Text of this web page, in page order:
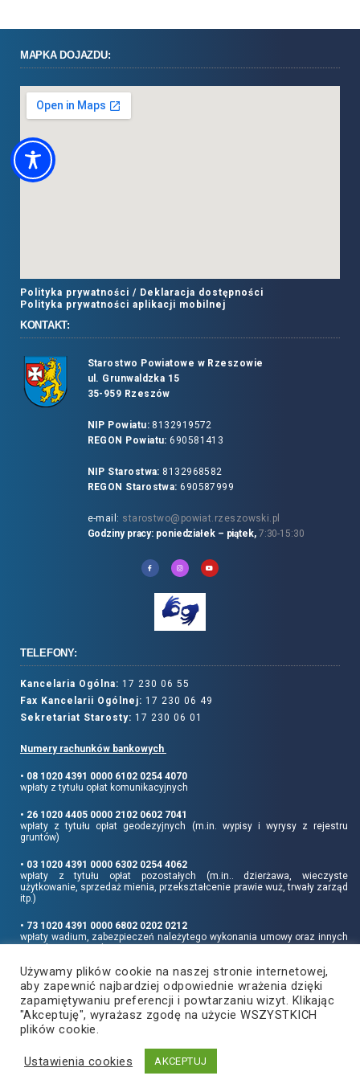
MAPKA DOJAZDU:
Polityka prywatności / Deklaracja dostępności
Polityka prywatności aplikacji mobilnej
KONTAKT:
Starostwo Powiatowe w Rzeszowie
ul. Grunwaldzka 15
35-959 Rzeszów
NIP Powiatu:8132919572
REGON Powiatu: 690581413
NIP Starostwa: 8132968582
REGON Starostwa: 690587999
e-mail: starostwo@powiat.rzeszowski.pl
Godziny pracy: poniedziałek – piątek, 7:30-15:30
TELEFONY:
Kancelaria Ogólna: 17 230 06 55
Fax Kancelarii Ogólnej: 17 230 06 49
Sekretariat Starosty: 17 230 06 01
Numery rachunków bankowych
• 08 1020 4391 0000 6102 0254 4070
wpłaty z tytułu opłat komunikacyjnych
• 26 1020 4405 0000 2102 0602 7041
wpłaty z tytułu opłat geodezyjnych (m.in. wypisy i wyrysy z rejestru
gruntów)
• 03 1020 4391 0000 6302 0254 4062
wpłaty z tytułu opłat pozostałych (m.in.. dzierżawa, wieczyste
użytkowanie, sprzedaż mienia, przekształcenie prawie wuż, trwały zarząd
itp.)
• 73 1020 4391 0000 6802 0202 0212
wpłaty wadium, zabezpieczeń należytego wykonania umowy oraz innych
Informujemy, że opłatę skarbową należy uiszczać na rachunek Urzędu
Miasta Rzeszowa:
• 90 1240 6960 3851 0062 0000 0423
Copyright2021©
ZETO-RZESZÓW Sp. z o.o.
Używamy plików cookie na naszej stronie internetowej,
aby zapewnić najbardziej odpowiednie wrażenia dzięki
zapamiętywaniu preferencji i powtarzaniu wizyt. Klikając
"Akceptuję", wyrażasz zgodę na użycie WSZYSTKICH
plików cookie.
Ustawienia cookies AKCEPTUJ